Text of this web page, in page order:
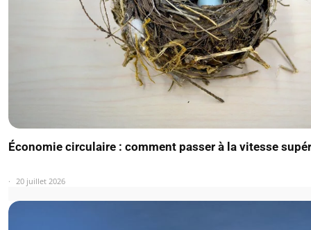
Économie circulaire : comment passer à la vitesse
20 juillet 2026